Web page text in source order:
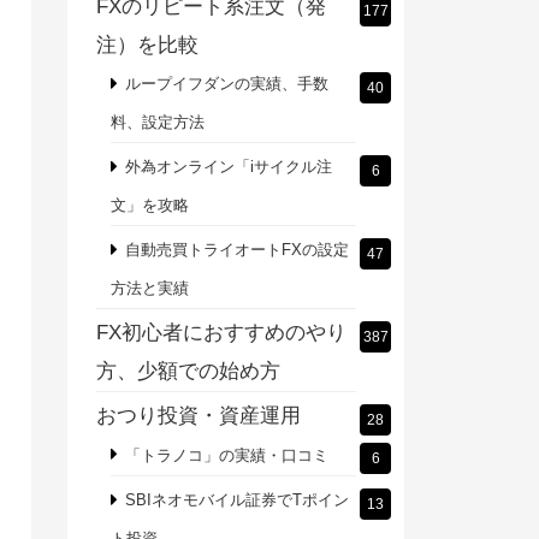
FXのリピート系注文（発
注）を比較
177
ループイフダンの実績、手数
料、設定方法
40
外為オンライン「iサイクル注
文」を攻略
6
自動売買トライオートFXの設定
方法と実績
47
FX初心者におすすめのやり
方、少額での始め方
387
おつり投資・資産運用 28
「トラノコ」の実績・口コミ 6
SBIネオモバイル証券でTポイン 13